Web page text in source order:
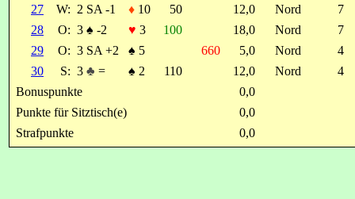
27
W: 2 SA -1 ♦ 10 50 12,0 Nord
7
28
O: 3 ♠ -2 ♥ 3 100 18,0 Nord
7
29
O: 3 SA +2 ♠ 5 660 5,0 Nord
4
30
S: 3 ♣ = ♠ 2 110 12,0 Nord
4
Bonuspunkte
0,0
Punkte für Sitztisch(e)
0,0
Strafpunkte
0,0